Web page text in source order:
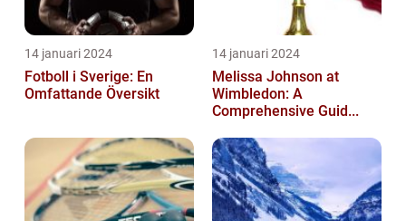
14 januari 2024
Fotboll i Sverige: En
Omfattande Översikt
14 januari 2024
Melissa Johnson at
Wimbledon: A
Comprehensive Guid...